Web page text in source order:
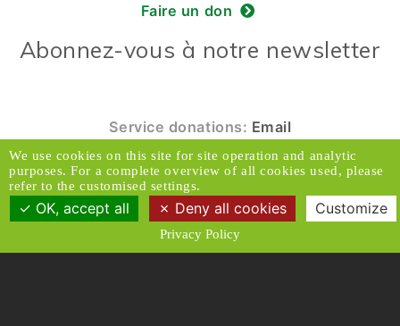
Faire un don
Abonnez-vous à notre newsletter
Service donations: Email
© 2026 Caux Initiatives et Changement. Tous
droits réservés.
Contact & Accès
Clause de non-responsabilité
Médias
Politique de confidentialité
We use cookies on this site for site operation and analytic
purposes. For a complete overview of all cookies used, please
refer to the customised settings.
OK, accept all Deny all cookies Customize
Privacy Policy